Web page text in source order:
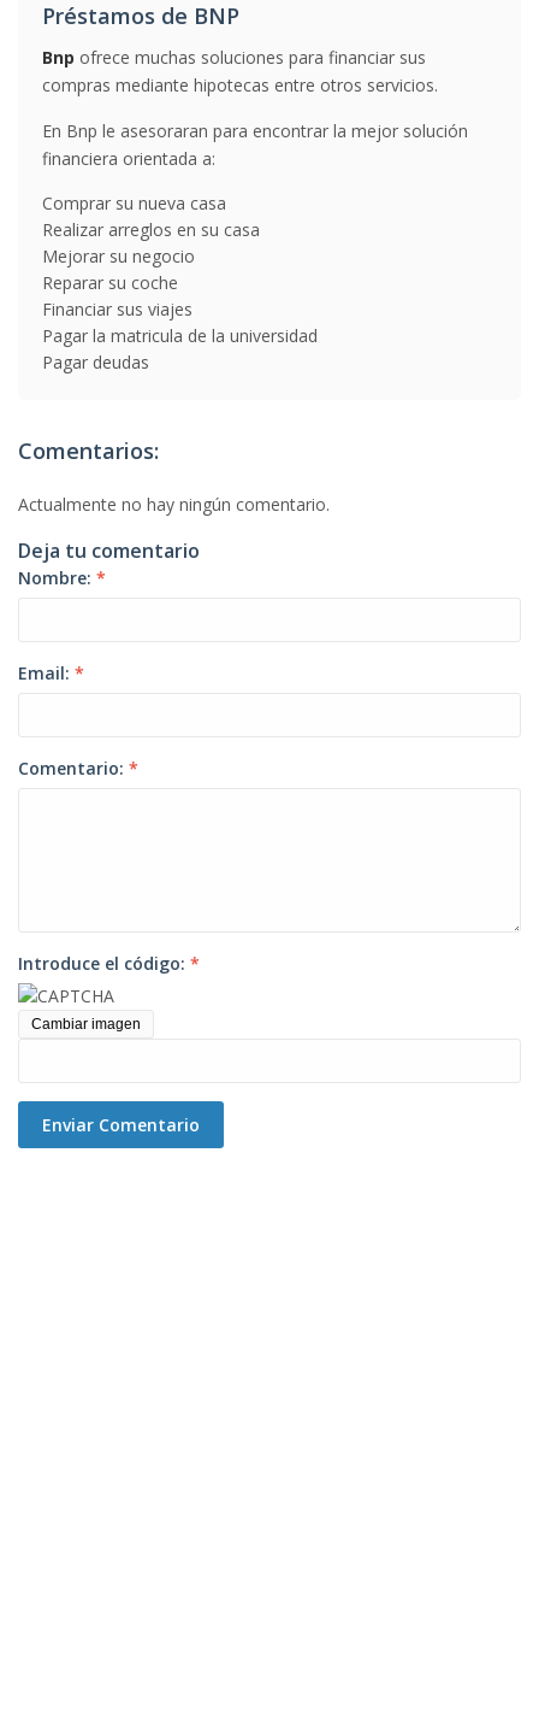
Préstamos de BNP
Bnp ofrece muchas soluciones para financiar sus
compras mediante hipotecas entre otros servicios.
En Bnp le asesoraran para encontrar la mejor solución
financiera orientada a:
Comprar su nueva casa
Realizar arreglos en su casa
Mejorar su negocio
Reparar su coche
Financiar sus viajes
Pagar la matricula de la universidad
Pagar deudas
Comentarios:
Actualmente no hay ningún comentario.
Deja tu comentario
Nombre: *
Email: *
Comentario: *
Introduce el código: *
Cambiar imagen
Enviar Comentario